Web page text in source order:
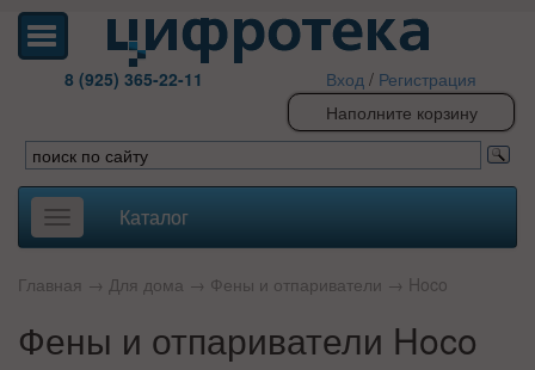
8 (925) 365-22-11 Вход / Регистрация
Наполните корзину
Toggle
navigation
Каталог
Главная → Для дома → Фены и отпариватели → Hoco
Фены и отпариватели Hoco